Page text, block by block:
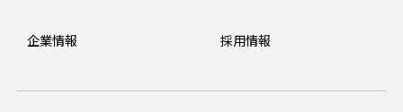
企業情報 採用情報